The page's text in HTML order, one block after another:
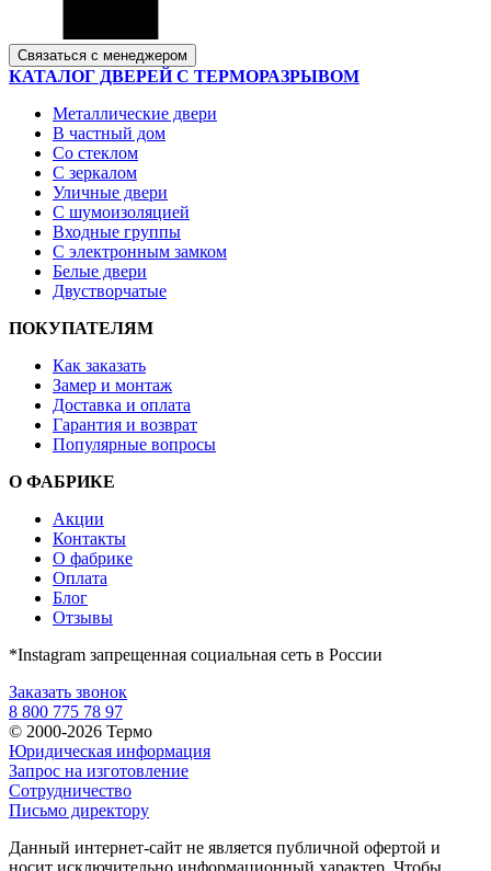
Связаться с менеджером
КАТАЛОГ ДВЕРЕЙ С ТЕРМОРАЗРЫВОМ
Металлические двери
В частный дом
Со стеклом
С зеркалом
Уличные двери
С шумоизоляцией
Входные группы
С электронным замком
Белые двери
Двустворчатые
ПОКУПАТЕЛЯМ
Как заказать
Замер и монтаж
Доставка и оплата
Гарантия и возврат
Популярные вопросы
О ФАБРИКЕ
Акции
Контакты
О фабрике
Оплата
Блог
Отзывы
*Instagram запрещенная социальная сеть в России
Заказать звонок
8 800 775 78 97
© 2000-2026 Термо
Юридическая информация
Запрос на изготовление
Сотрудничество
Письмо директору
Данный интернет-сайт не является публичной офертой и
носит исключительно информационный характер. Чтобы